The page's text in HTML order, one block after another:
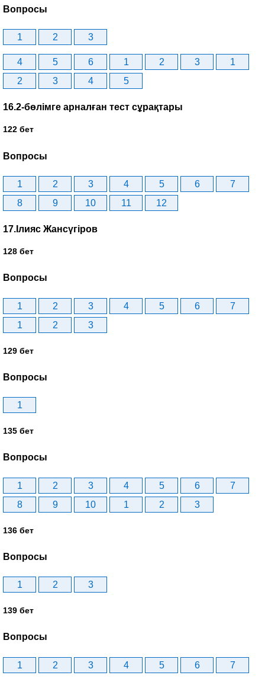
Вопросы
1 2 3
4 5 6 1 2 3
1
2
3 4 5
16.2-бөлімге арналған тест сұрақтары
122 бет
Вопросы
1 2 3 4 5 6
7
8
9 10 11 12
17.Ілияс Жансүгіров
128 бет
Вопросы
1 2 3 4 5 6
7
1
2 3
129 бет
Вопросы
1
135 бет
Вопросы
1 2 3 4 5 6
7
8
9 10 1 2 3
136 бет
Вопросы
1 2 3
139 бет
Вопросы
1 2 3 4 5 6 7